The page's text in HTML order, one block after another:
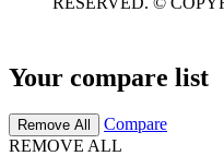
Your compare list
Remove All
Compare
REMOVE ALL